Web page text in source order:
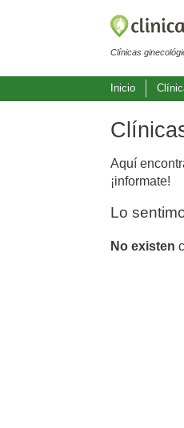
Clínicas
Inicio
Aquí
¡informate!
Lo
No existen